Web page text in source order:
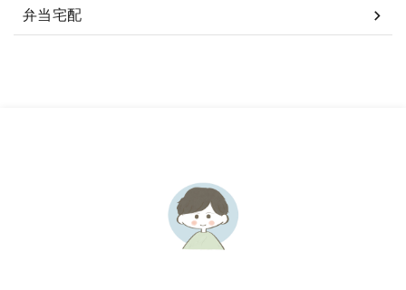
弁当宅配